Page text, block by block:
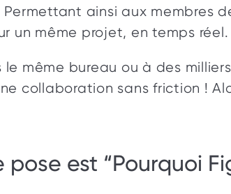
ainsi aux membres
un même projet, en temps réel.
le même bureau ou à des
collaboration sans friction !
est “Pourquoi